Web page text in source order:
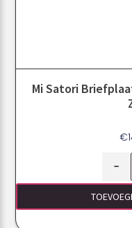
Mi Satori
€
-